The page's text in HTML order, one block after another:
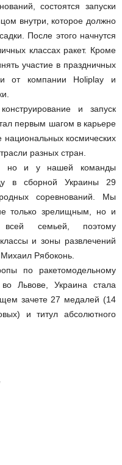
состоятся запуски
внутри, которое должно
После этого начнутся
классах ракет. Кроме
участие в праздничных
от компании Holiplay и
и запуск
первым шагом в карьере
национальных космических
разных стран.
но и у нашей команды
в сборной Украины 29
соревнований. Мы
только зрелищным, но и
семьей, поэтому
и зоны развлечений
Рябоконь.
по ракетомодельному
Львове, Украина стала
зачете 27 медалей (14
и титул абсолютного